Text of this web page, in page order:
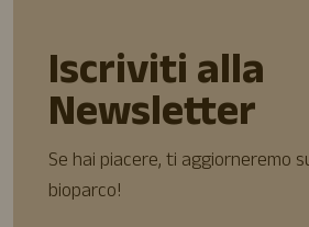
Iscriviti alla
Newsletter
Se hai piacere, ti aggiorneremo
bioparco!